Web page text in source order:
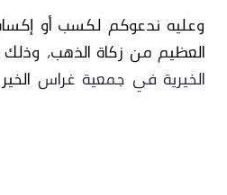
وعليه ندعوكم لكسب أو
العظيم من زكاة الذهب، وذلك
الخيرية في جمعية غراس